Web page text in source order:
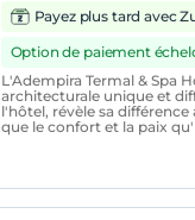
Payez plus tard avec
Option de paiement
L'Adempira Termal & Spa
architecturale unique et
l'hôtel, révèle sa différence
que le confort et la paix